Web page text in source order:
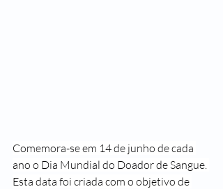
Comemora-se em 14 de junho de cada
ano o Dia Mundial do Doador de Sangue.
Esta data foi criada com o objetivo de